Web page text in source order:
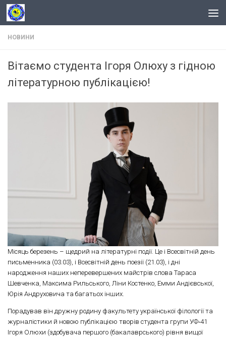
Skip to content
НОВИНИ
Вітаємо студента Ігоря Олюху з гідною
літературною публікацією!
Місяць березень – щедрий на літературні події. Це і Всесвітній день
письменника (03.03), і Всесвітній день поезії (21.03), і дні
народження наших неперевершених майстрів слова Тараса
Шевченка, Максима Рильського, Ліни Костенко, Емми Андієвської,
Юрія Андруховича та багатьох інших.
Порадував він дружну родину факультету української філології та
журналістики й новою публікацією творів студента групи УФ‑41
Ігоря Олюхи (здобувача першого (бакалаврського) рівня вищої